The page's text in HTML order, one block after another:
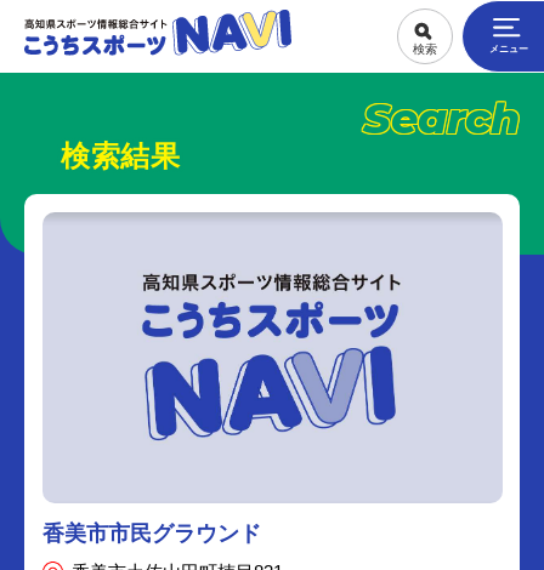
Search
検索結果
香美市市民グラウンド